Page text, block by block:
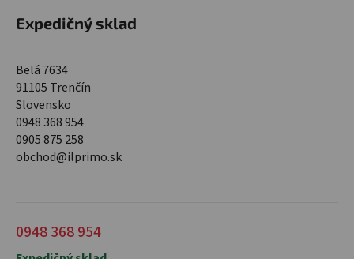
Expedičný sklad
Belá 7634
91105 Trenčín
Slovensko
0948 368 954
0905 875 258
obchod@ilprimo.sk
0948 368 954